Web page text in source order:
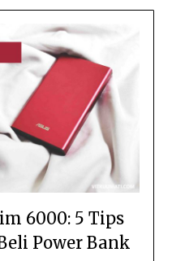
6000: 5 Tips
Power Bank